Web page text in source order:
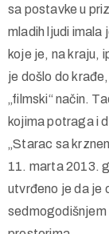
Slika „Starac sa
strane umetnosti
sa postavke u
mladih ljudi imala
koje je, na kraju,
je došlo do
„filmski“ način.
kojima potraga i
„Starac sa
11. marta 2013.